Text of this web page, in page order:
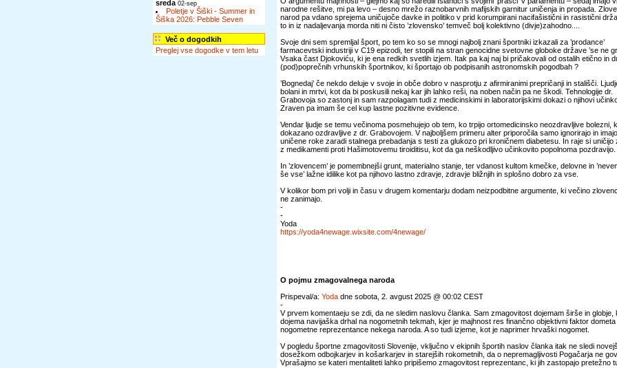
sreda 02-sep
Poletje v Šiški - Summer in
Šiška 2026: Pebble Seven
Več o dogodkih
Preglej vse dogodke v tem letu
narodne rešitve, mi pa levo – desno mrežo raznobarvnih mafijskih garnitur uničenja in propada.
narod pa vdano sprejema uničujoče davke in politiko v prid korumpirani nacifašistični in rasistični
to in iz nadaljevanja morda niti ni čisto ’zlovensko’ temveč bolj kolektivno (divje)zahodno....
Svoje dni sem spremljal šport, po tem ko so se mnogi najbolj znani športniki izkazali za ’prodance’
farmacevtski industriji v C19 epizodi, ter stopili na stran genocidne svetovne globoke države ’se ne
Vsaka čast Djokoviću, ki je ena redkih svetlih izjem. Itak pa kaj naj bi pričakovali od ostalih etično in
(pod)poprečnih vrhunskih športnikov, ki športajo ob podpisanih astronomskih pogodbah ?
’Bognedaj’ če nekdo deluje v svoje in obče dobro v nasprotju z afirmiranimi prepričanji in stališči.
bolani in mrtvi, kot da bi poskusili nekaj kar jih lahko reši, na noben način pa ne škodi. Tehnologije dr.
Grabovoja so zastonj in sam razpolagam tudi z medicinskimi in laboratorijskimi dokazi o njihovi
Zraven pa imam še cel kup lastne pozitivne evidence.
Vendar ljudje se temu večinoma posmehujejo ob tem, ko trpijo ortomedicinsko neozdravljive bolezni,
dokazano ozdravljive z dr. Grabovojem. V najboljšem primeru alter priporočila samo ignorirajo in
uničene roke zaradi stalnega prebadanja s testi za glukozo pri kroničnem diabetesu. In raje si uničijo
z medikamenti proti Hašimotovemu tiroiditisu, kot da ga neškodljivo učinkovito popolnoma pozdravijo.
In ’zlovencem’ je pomembnejši grunt, materialno stanje, ter vdanost kultom kmečke, delovne in
še vse’ lažne idilike kot pa njihovo lastno zdravje, zdravje bližnjih in splošno dobro za vse.
V kolikor bom pri volji in času v drugem komentarju dodam neizpodbitne argumente, ki večino
ne zanimajo.
-
-
Yoda
https://yoda4newage.wixsite.com/4newage/
O pojmu zmagovalnega naroda
Prispeval/a: Yoda dne sobota, 2. avgust 2025 @ 00:02 CEST
-
V prvem komentaeju se zdi, da ne sledim naslovu članka. Sam zmagovitost dojemam širše in globje,
dojema navijaška drhal na nogometnih tekmah, kjer je majhnost res finančno objektivni faktor dometa
nogometne reprezentance nekega naroda. A so tudi izjeme, kot je naprimer hrvaški nogomet.
V pogledu športne zmagovitosti Slovenije, vključno v ekipnih športih naslov članka itak ne sledi
dosežkom odbojkarjev in košarkarjev in starejših rokometnih, da o nepremagljivosti Pogačarja ne
Vprašajmo se kateri mentaliteti lahko pripišemo zmagovitost reprezentanc, ki jih zastopajo pretežno